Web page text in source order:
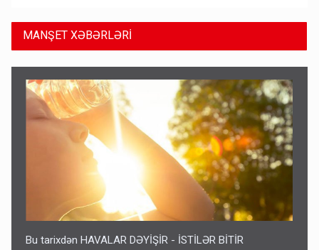
MANŞET XƏBƏRLƏRİ
Bu tarixdən HAVALAR DƏYİŞİR - İSTİLƏR BİTİR